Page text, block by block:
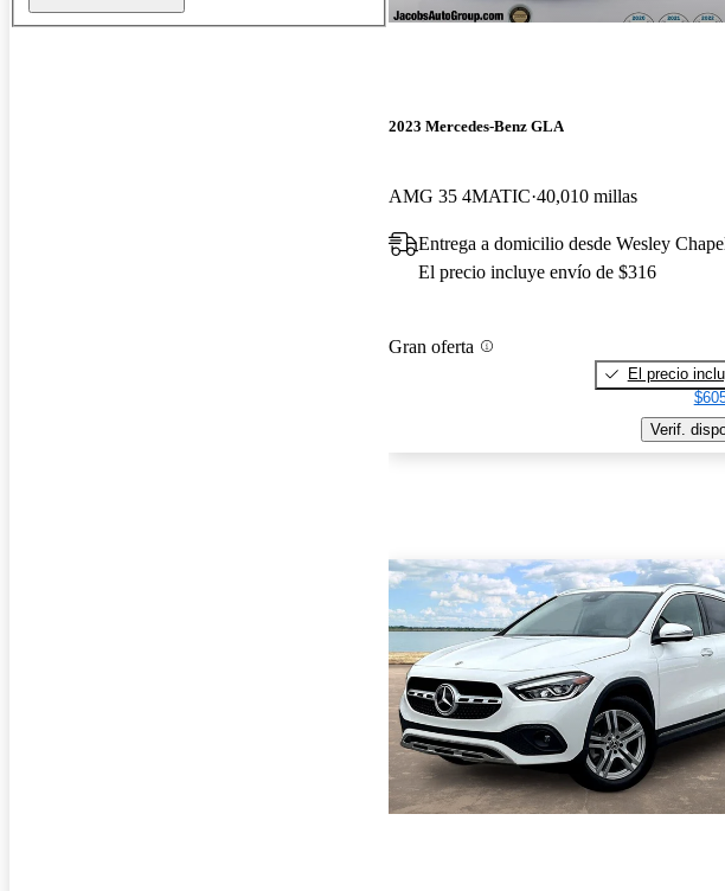
2023 Mercedes-Benz GLA
AMG 35 4MATIC 40,010 millas
Entrega a domicilio desde Wesley
El precio incluye envío de $316
Gran oferta
El precio
Verif.